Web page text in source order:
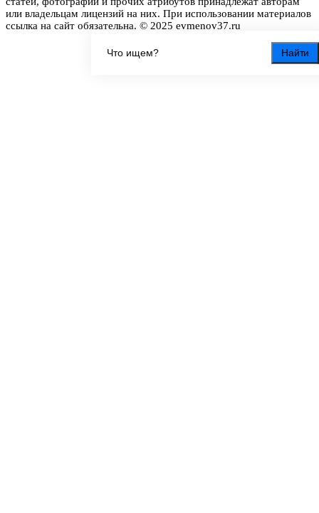
Найти
или владельцам лицензий на них. При использовании материалов
ссылка на сайт обязательна. © 2025 evmenov37.ru